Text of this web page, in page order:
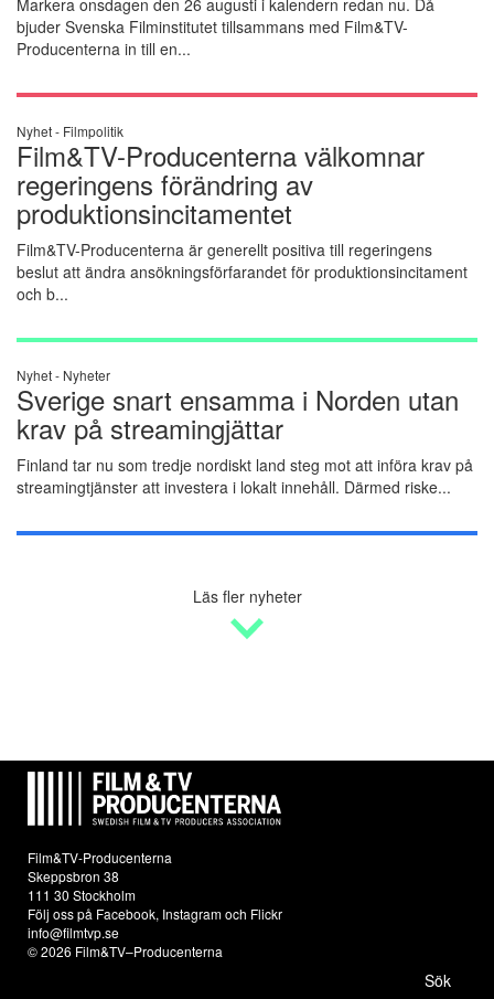
Markera onsdagen den 26 augusti i kalendern redan nu. Då
bjuder Svenska Filminstitutet tillsammans med Film&TV-
Producenterna in till en...
Nyhet - Filmpolitik
Film&TV-Producenterna välkomnar
regeringens förändring av
produktionsincitamentet
Film&TV-Producenterna är generellt positiva till regeringens
beslut att ändra ansökningsförfarandet för produktionsincitament
och b...
Nyhet - Nyheter
Sverige snart ensamma i Norden utan
krav på streamingjättar
Finland tar nu som tredje nordiskt land steg mot att införa krav på
streamingtjänster att investera i lokalt innehåll. Därmed riske...
Läs fler nyheter
Film&TV-Producenterna
Skeppsbron 38
111 30 Stockholm
Följ oss på Facebook, Instagramoch Flickr
info@filmtvp.se
© 2026 Film&TV–Producenterna
Sök